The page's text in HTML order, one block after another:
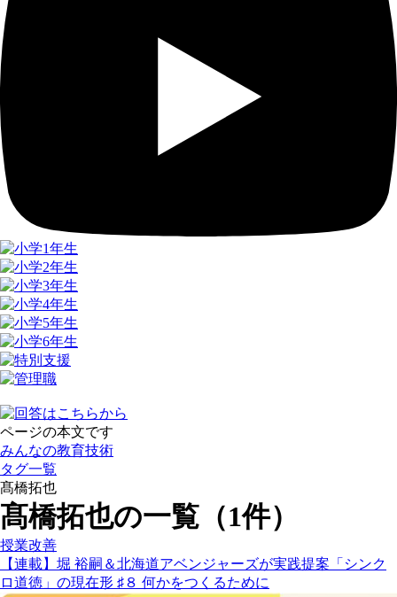
ページの本文です
みんなの教育技術
タグ一覧
髙橋拓也
髙橋拓也の一覧（1件）
授業改善
【連載】堀 裕嗣＆北海道アベンジャーズが実践提案「シンク
ロ道徳」の現在形 ♯８ 何かをつくるために